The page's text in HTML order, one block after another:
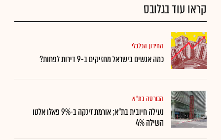
קראו עוד בגלובס
החידון הכלכלי
כמה אנשים בישראל מחזיקים ב-9 דירות לפחות?
הבורסה בת"א
נעילה חיובית בת"א; אורמת זינקה ב-9% פאלו אלטו
השילה 4%